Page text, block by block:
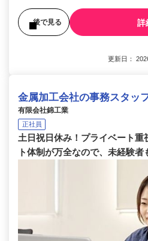
後で見る 詳
更新日：
金属加工会社の事務スタッ
有限会社錦工業
正社員
土日祝日休み！プライベート
ト体制が万全なので、未経験者